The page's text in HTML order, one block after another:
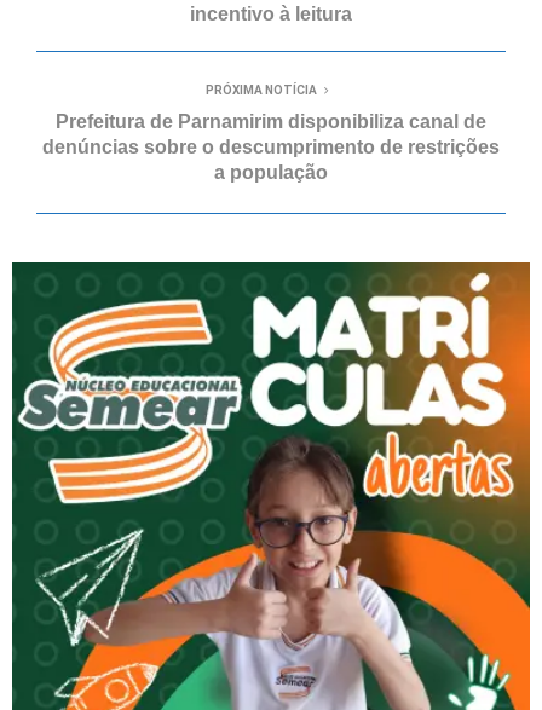
incentivo à leitura
PRÓXIMA NOTÍCIA
Prefeitura de Parnamirim disponibiliza canal de
denúncias sobre o descumprimento de restrições
a população